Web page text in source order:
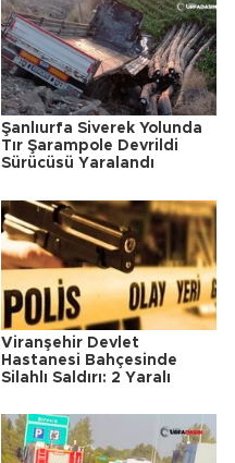
Şanlıurfa Siverek Yolunda
Tır Şarampole Devrildi
Sürücüsü Yaralandı
Viranşehir Devlet
Hastanesi Bahçesinde
Silahlı Saldırı: 2 Yaralı